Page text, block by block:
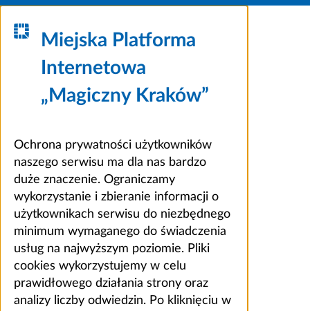
Miejska Platforma
Internetowa
„Magiczny Kraków”
Ochrona prywatności użytkowników
naszego serwisu ma dla nas bardzo
duże znaczenie. Ograniczamy
wykorzystanie i zbieranie informacji o
użytkownikach serwisu do niezbędnego
minimum wymaganego do świadczenia
usług na najwyższym poziomie. Pliki
cookies wykorzystujemy w celu
prawidłowego działania strony oraz
analizy liczby odwiedzin. Po kliknięciu w